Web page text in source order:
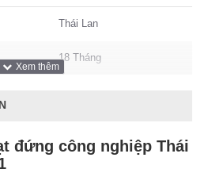
Thái Lan
18 Tháng
đứng công nghiệp Thái